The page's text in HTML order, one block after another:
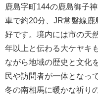
鹿島字町144の鹿島御子
車で約20分、JR常磐線鹿
好です。境内には市の天
年以上と伝わる大ケヤキ
ながら地域の歴史と文化
民や訪問者が一体となっ
冬の南相馬に暖かな祈り